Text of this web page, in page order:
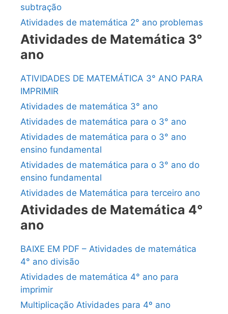
subtração
Atividades de matemática 2° ano problemas
Atividades de Matemática 3°
ano
ATIVIDADES DE MATEMÁTICA 3° ANO PARA
IMPRIMIR
Atividades de matemática 3° ano
Atividades de matemática para o 3° ano
Atividades de matemática para o 3° ano
ensino fundamental
Atividades de matemática para o 3° ano do
ensino fundamental
Atividades de Matemática para terceiro ano
Atividades de Matemática 4°
ano
BAIXE EM PDF – Atividades de matemática
4° ano divisão
Atividades de matemática 4° ano para
imprimir
Multiplicação Atividades para 4º ano